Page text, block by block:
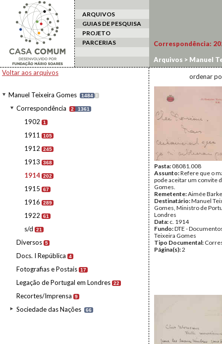
ARQUIVOS
GUIAS DE PESQUISA
PROJETO
PARCERIAS
Voltar aos arquivos
Manuel Teixeira Gomes 1484 I
Correspondência 2 1361
1902 1
1911 105
1912 245
1913 368
1914 202
1915 67
1916 289
1922 61
s/d 21
Diversos 5
Docs. I República 4
Fotografias e Postais 17
Legação de Portugal em Londres 22
Recortes/Imprensa 9
Sociedade das Nações 66
Correspondência:
Arquivos > Manuel
ordenar
Pasta:08081.008
Assunto:Refere que o
pode aceitar um convite
Gomes.
Remetente:Aimée
Destinatário:Manuel
Gomes, Ministro de
Londres
Data: c. 1914
Fundo:DTE -
Teixeira Gomes
Tipo Documental:
Página(s):2